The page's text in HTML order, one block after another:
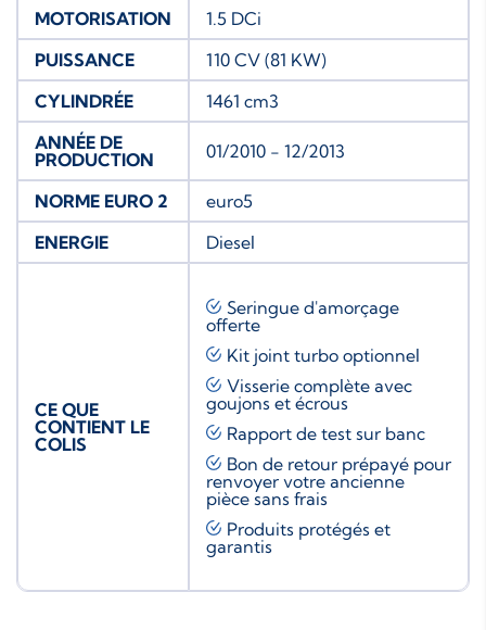
MOTORISATION
1.5 DCi
PUISSANCE
110 CV (81 KW)
CYLINDRÉE
1461 cm3
ANNÉE DE
PRODUCTION
01/2010 - 12/2013
NORME EURO 2
euro5
ENERGIE
Diesel
CE QUE
CONTIENT LE
COLIS
Seringue d'amorçage
offerte
Kit joint turbo optionnel
Visserie complète avec
goujons et écrous
Rapport de test sur banc
Bon de retour prépayé pour
renvoyer votre ancienne
pièce sans frais
Produits protégés et
garantis